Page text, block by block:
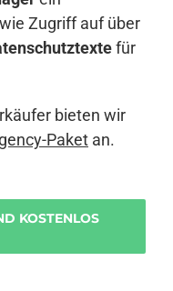
Zugriff auf über
für
bieten wir
Paket an.
KOSTENLOS